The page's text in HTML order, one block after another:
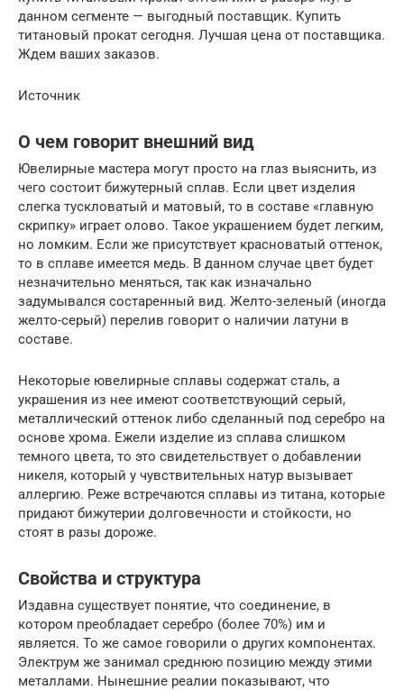
данном сегменте — выгодный поставщик. Купить
титановый прокат сегодня. Лучшая цена от поставщика.
Ждем ваших заказов.
Источник
О чем говорит внешний вид
Ювелирные мастера могут просто на глаз выяснить, из
чего состоит бижутерный сплав. Если цвет изделия
слегка тускловатый и матовый, то в составе «главную
скрипку» играет олово. Такое украшением будет легким,
но ломким. Если же присутствует красноватый оттенок,
то в сплаве имеется медь. В данном случае цвет будет
незначительно меняться, так как изначально
задумывался состаренный вид. Желто-зеленый (иногда
желто-серый) перелив говорит о наличии латуни в
составе.
Некоторые ювелирные сплавы содержат сталь, а
украшения из нее имеют соответствующий серый,
металлический оттенок либо сделанный под серебро на
основе хрома. Ежели изделие из сплава слишком
темного цвета, то это свидетельствует о добавлении
никеля, который у чувствительных натур вызывает
аллергию. Реже встречаются сплавы из титана, которые
придают бижутерии долговечности и стойкости, но
стоят в разы дороже.
Свойства и структура
Издавна существует понятие, что соединение, в
котором преобладает серебро (более 70%) им и
является. То же самое говорили о других компонентах.
Электрум же занимал среднюю позицию между этими
металлами. Нынешние реалии показывают, что